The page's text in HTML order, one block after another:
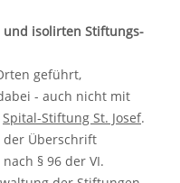
isolirten Stiftungs-
geführt,
- auch nicht mit
Spital-Stiftung St. Josef.
der Überschrift
§ 96 der VI.